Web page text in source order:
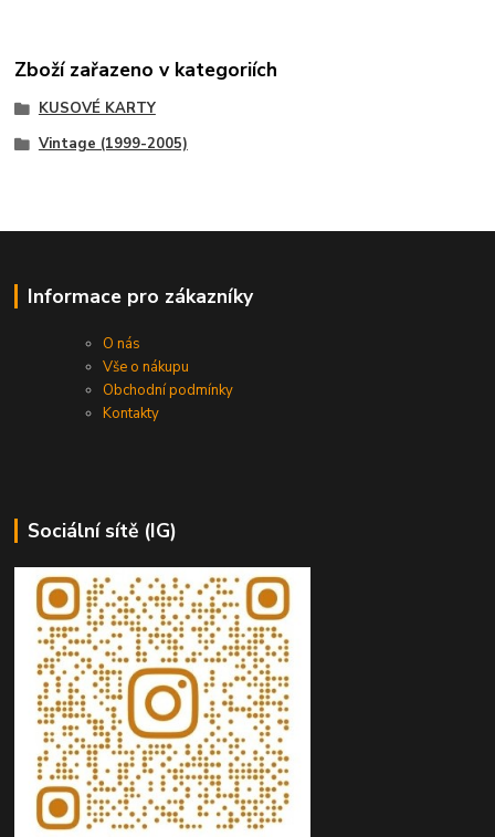
Zboží zařazeno v kategoriích
KUSOVÉ KARTY
Vintage (1999-2005)
Informace pro zákazníky
O nás
Vše o nákupu
Obchodní podmínky
Kontakty
Sociální sítě (IG)